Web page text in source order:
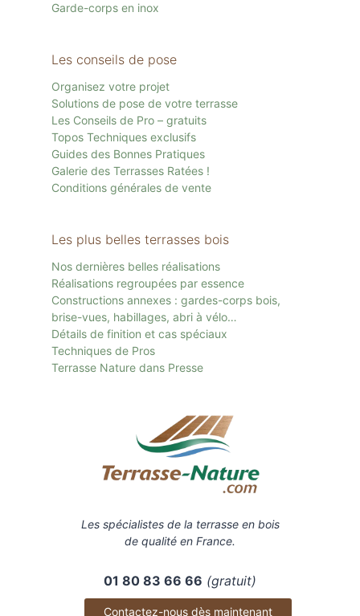
Garde-corps en inox
Les conseils de pose
Organisez votre projet
Solutions de pose de votre terrasse
Les Conseils de Pro – gratuits
Topos Techniques exclusifs
Guides des Bonnes Pratiques
Galerie des Terrasses Ratées !
Conditions générales de vente
Les plus belles terrasses bois
Nos dernières belles réalisations
Réalisations regroupées par essence
Constructions annexes : gardes-corps bois,
brise-vues, habillages, abri à vélo…
Détails de finition et cas spéciaux
Techniques de Pros
Terrasse Nature dans Presse
Les spécialistes de la terrasse en bois
de qualité en France.
01 80 83 66 66 (gratuit)
Contactez-nous dès maintenant